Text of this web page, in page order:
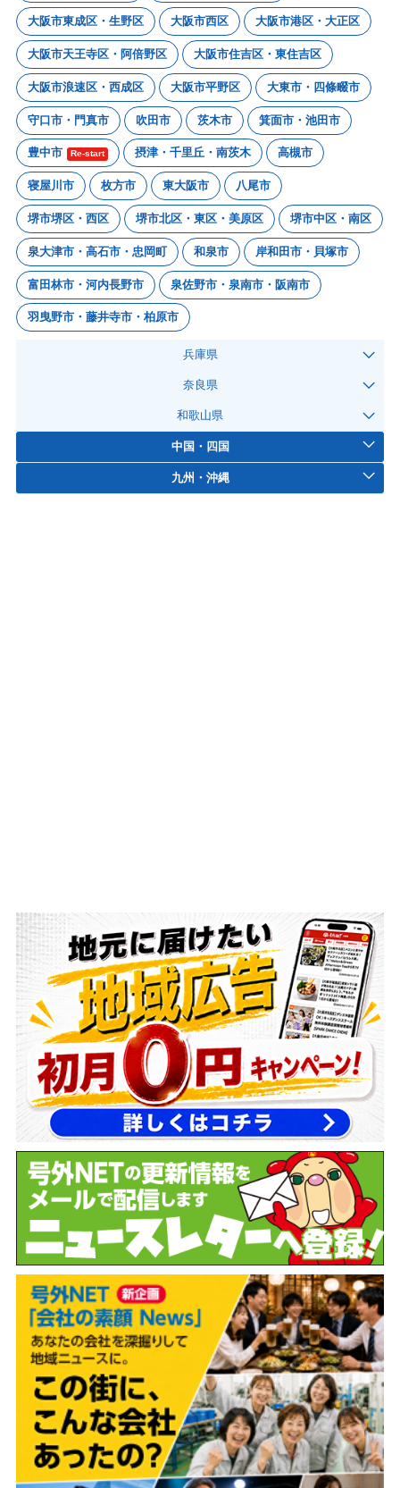
大阪市東成区・生野区 大阪市西区 大阪市港区・大正区
大阪市天王寺区・阿倍野区 大阪市住吉区・東住吉区
大阪市浪速区・西成区 大阪市平野区 大東市・四條畷市
守口市・門真市 吹田市 茨木市 箕面市・池田市
豊中市 Re-start 摂津・千里丘・南茨木 高槻市
寝屋川市 枚方市 東大阪市 八尾市
堺市堺区・西区 堺市北区・東区・美原区 堺市中区・南区
泉大津市・高石市・忠岡町 和泉市 岸和田市・貝塚市
富田林市・河内長野市 泉佐野市・泉南市・阪南市
羽曳野市・藤井寺市・柏原市
兵庫県
奈良県
和歌山県
中国・四国
九州・沖縄